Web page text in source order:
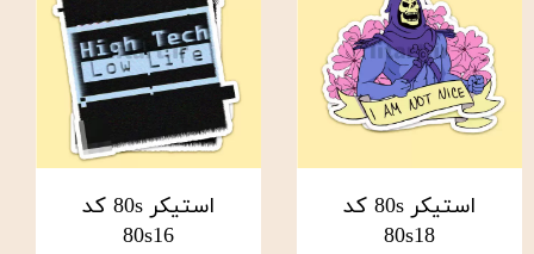
استیکر 80s کد
80s18
استیکر 80s کد
80s16